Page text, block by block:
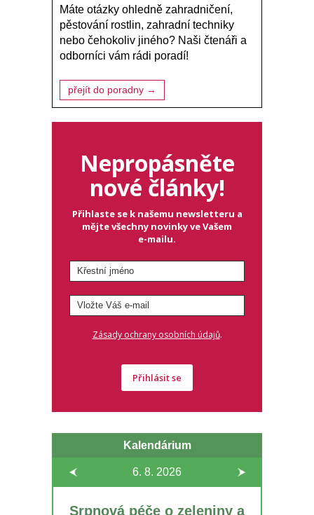
Máte otázky ohledně zahradničení,
pěstování rostlin, zahradní techniky
nebo čehokoliv jiného? Naši čtenáři a
odborníci vám rádi poradí!
přejít do poradny →
Nepropásněte
nové články!
Přihlaste se k našemu newsletteru a
mějte všechny novinky ve Vašem
e-mailu.
Zásady ochrany osobních údajů.
Přihlásit se
Kalendárium
6. 8. 2026
Srpnová péče o zeleniny a